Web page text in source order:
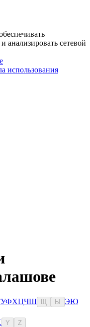
анализировать сетевой
использования
УФХЦЧШ Ы ЭЮ
Y Z